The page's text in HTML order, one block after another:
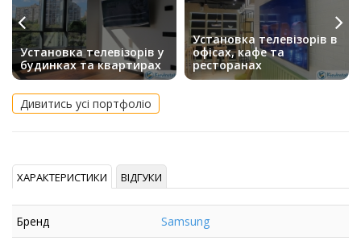
Установка телевізорів у
будинках та квартирах
Установка телевізорів в
офісах, кафе та
ресторанах
Дивитись усі портфоліо
ХАРАКТЕРИСТИКИ ВІДГУКИ
Бренд Samsung